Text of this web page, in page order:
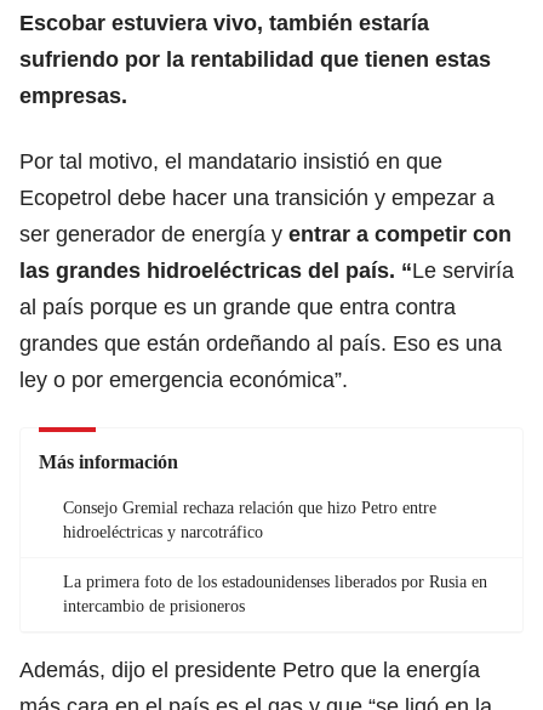
Escobar estuviera vivo, también estaría
sufriendo por la rentabilidad que tienen estas
empresas.
Por tal motivo, el mandatario insistió en que
Ecopetrol debe hacer una transición y empezar a
ser generador de energía y entrar a competir con
las grandes hidroeléctricas del país. “Le serviría
al país porque es un grande que entra contra
grandes que están ordeñando al país. Eso es una
ley o por emergencia económica”.
Más información
Consejo Gremial rechaza relación que hizo Petro entre
hidroeléctricas y narcotráfico
La primera foto de los estadounidenses liberados por Rusia en
intercambio de prisioneros
Además, dijo el presidente Petro que la energía